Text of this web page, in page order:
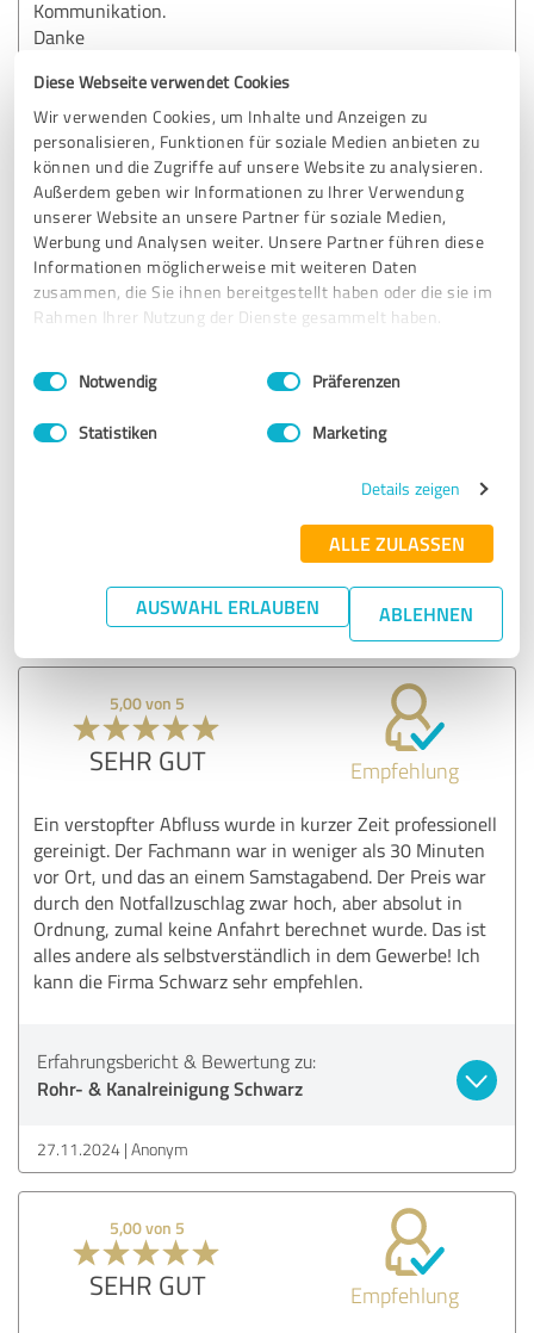
Diese Webseite verwendet Cookies
Wir verwenden Cookies, um Inhalte und Anzeigen zu
personalisieren, Funktionen für soziale Medien anbieten zu
können und die Zugriffe auf unsere Website zu analysieren.
Außerdem geben wir Informationen zu Ihrer Verwendung
unserer Website an unsere Partner für soziale Medien,
Werbung und Analysen weiter. Unsere Partner führen diese
Informationen möglicherweise mit weiteren Daten
zusammen, die Sie ihnen bereitgestellt haben oder die sie im
Rahmen Ihrer Nutzung der Dienste gesammelt haben.
Impressum Datenschutzbestimmungen
Einwilligungsauswahl
Notwendig Präferenzen
Statistiken Marketing
Details zeigen
ALLE ZULASSEN
AUSWAHL ERLAUBEN ABLEHNEN
Kommunikation.
Danke
Erfahrungsbericht & Bewertung zu:
Rohr- & Kanalreinigung Schwarz
23.12.2024 Sabine K.
5,00 von 5
Ausgezeichnete Arbeit dfes Mitarbeiters.
Erfahrungsbericht & Bewertung zu:
Rohr- & Kanalreinigung Schwarz
02.12.2024 Anonym
5,00 von 5
SEHR GUT Empfehlung
Ein verstopfter Abfluss wurde in kurzer Zeit professionell
gereinigt. Der Fachmann war in weniger als 30 Minuten
vor Ort, und das an einem Samstagabend. Der Preis war
durch den Notfallzuschlag zwar hoch, aber absolut in
Ordnung, zumal keine Anfahrt berechnet wurde. Das ist
alles andere als selbstverständlich in dem Gewerbe! Ich
kann die Firma Schwarz sehr empfehlen.
Erfahrungsbericht & Bewertung zu:
Rohr- & Kanalreinigung Schwarz
27.11.2024 Anonym
5,00 von 5
SEHR GUT Empfehlung